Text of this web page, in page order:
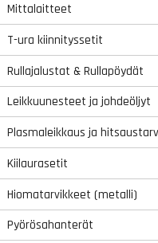
Mittalaitteet
T-ura kiinnityssetit
Rullajalustat & Rullapöydät
Leikkuunesteet ja johdeöljyt
Plasmaleikkaus ja
Kiilaurasetit
Hiomatarvikkeet (metalli)
Pyörösahanterät